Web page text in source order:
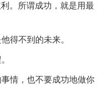
。所谓成功，就是用最
得不到的未来。
情，也不要成功地做你